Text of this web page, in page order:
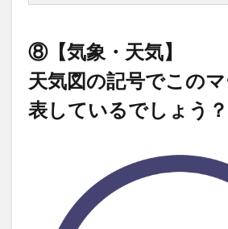
⑧【気象・天気】
天気図の記号でこの
表しているでしょう？